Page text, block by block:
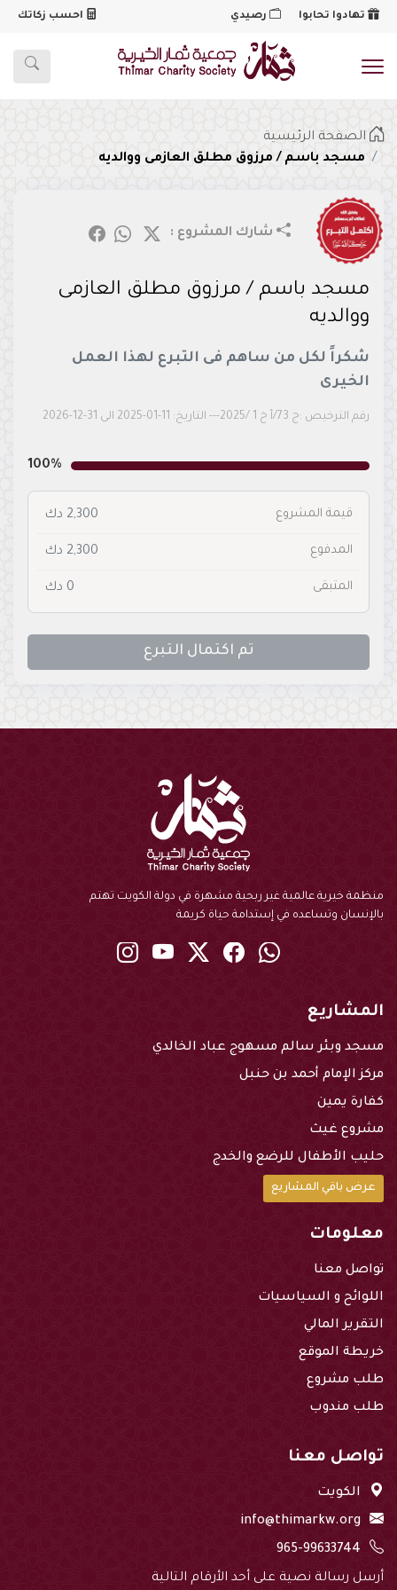
تهادوا تحابوا رصيدي احسب زكاتك
شعار
الصفحة الرئيسية
مسجد باسم / مرزوق مطلق العازمى ووالديه
إنشائي
شارك المشروع :
مسجد باسم / مرزوق مطلق العازمى
ووالديه
شكراً لكل من ساهم فى التبرع لهذا العمل
الخيرى
رقم الترخيص :ج 73/أ خ 1 /2025--- التاريخ: 11-01-2025 الى 31-12-2026
100%
قيمة المشروع 2,300 دك
المدفوع 2,300 دك
المتبقى 0 دك
تم اكتمال التبرع
منظمة خيرية عالمية غير ربحية مشهرة في دولة الكويت تهتم
بالإنسان وتساعده في إستدامة حياة كريمة
Whatsapp
Facebook
twitter
youtube
instagram
المشاريع
مسجد وبئر سالم مسهوج عباد الخالدي
مركز الإمام أحمد بن حنبل
كفارة يمين
مشروع غيث
حليب الأطفال للرضع والخدج
عرض باقي المشاريع
معلومات
تواصل معنا
اللوائح و السياسيات
التقرير المالي
خريطة الموقع
طلب مشروع
طلب مندوب
تواصل معنا
الكويت
info@thimarkw.org
965-99633744
أرسل رسالة نصية على أحد الأرقام التالية